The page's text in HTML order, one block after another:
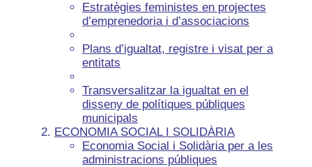
Estratègies feministes en projectes
d’emprenedoria i d’associacions
Plans d’igualtat, registre i visat per a
entitats
Transversalitzar la igualtat en el
disseny de polítiques públiques
municipals
ECONOMIA SOCIAL I SOLIDÀRIA
Economia Social i Solidària per a les
administracions públiques